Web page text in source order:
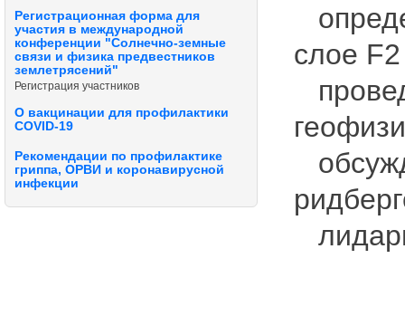
Регистрационная форма для
участия в международной
конференции "Солнечно-земные
связи и физика предвестников
землетрясений"
Регистрация участников
О вакцинации для профилактики
COVID-19
Рекомендации по профилактике
гриппа, ОРВИ и коронавирусной
инфекции
слое